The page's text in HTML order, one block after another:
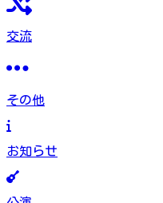
交流
その他
お知らせ